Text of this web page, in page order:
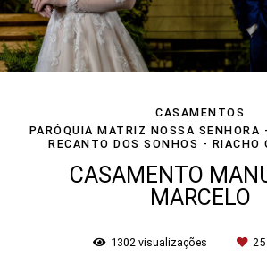
CASAMENTOS
PARÓQUIA MATRIZ NOSSA
RECANTO DOS SONHOS - RIACHO
CASAMENTO
MARCELO
1302 visualizações 25